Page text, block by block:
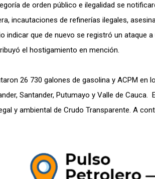
de orden público e ilegalidad se
incautaciones de refinerías ilegales,
indicar que de nuevo se registró un ataque
el hostigamiento en mención.
26 730 galones de gasolina y ACPM en
Santander, Putumayo y Valle de
y ambiental de Crudo Transparente. A